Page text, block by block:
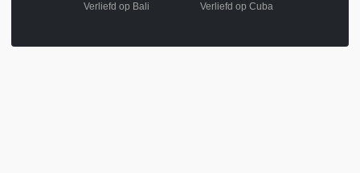
Verliefd op Bali Verliefd op Cuba